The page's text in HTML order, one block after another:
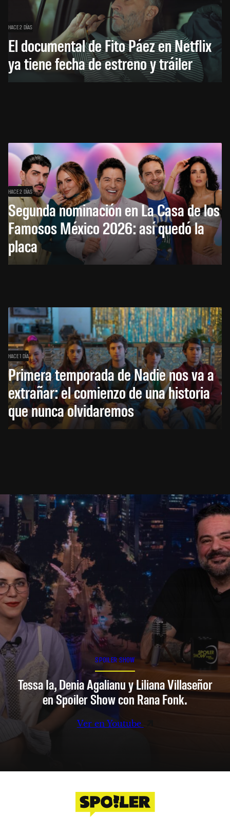
HACE 2 DÍAS
El documental de Fito Páez en Netflix
ya tiene fecha de estreno y tráiler
HACE 2 DÍAS
Segunda nominación en La Casa de los
Famosos México 2026: así quedó la
placa
HACE 1 DÍA
Primera temporada de Nadie nos va a
extrañar: el comienzo de una historia
que nunca olvidaremos
SPOILER SHOW
Tessa Ia, Denia Agalianu y Liliana Villaseñor
en Spoiler Show con Rana Fonk.
Ver en Youtube